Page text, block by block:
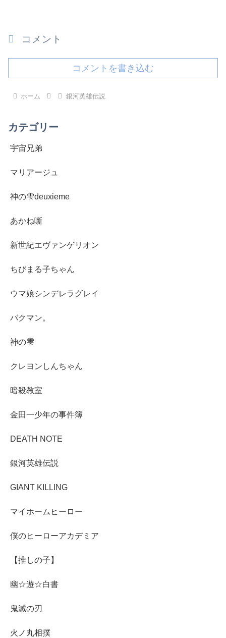
コメント
コメントを書き込む
ホーム 銀河英雄伝説
カテゴリー
宇宙兄弟
マリアージュ
神の雫deuxieme
あかね噺
新世紀エヴァンゲリオン
ちびまる子ちゃん
ウマ娘シンデレラグレイ
バクマン。
神の雫
クレヨンしんちゃん
暗殺教室
金田一少年の事件簿
DEATH NOTE
銀河英雄伝説
GIANT KILLING
マイホームヒーロー
僕のヒーローアカデミア
【推しの子】
幽☆遊☆白書
鬼滅の刃
火ノ丸相撲